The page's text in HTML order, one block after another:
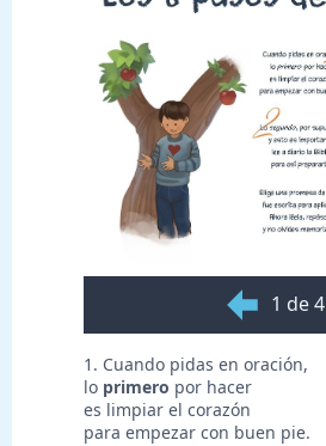
1 de 4
1. Cuando pidas en oración,
lo primero por hacer
es limpiar el corazón
para empezar con buen pie.